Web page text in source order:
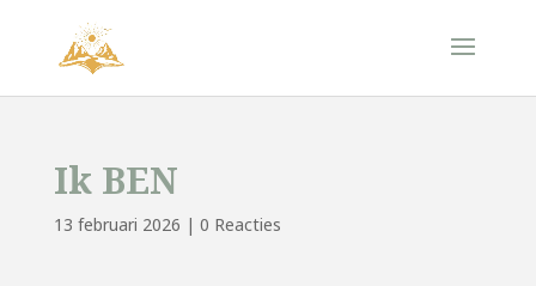
Ik BEN
13 februari 2026 | 0 Reacties